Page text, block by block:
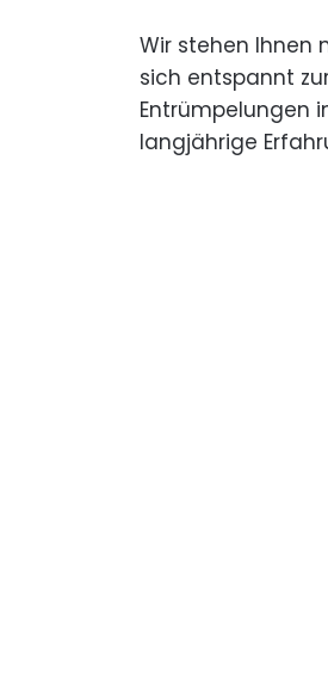
Wir stehen Ihnen
sich entspannt
Entrümpelungen
langjährige